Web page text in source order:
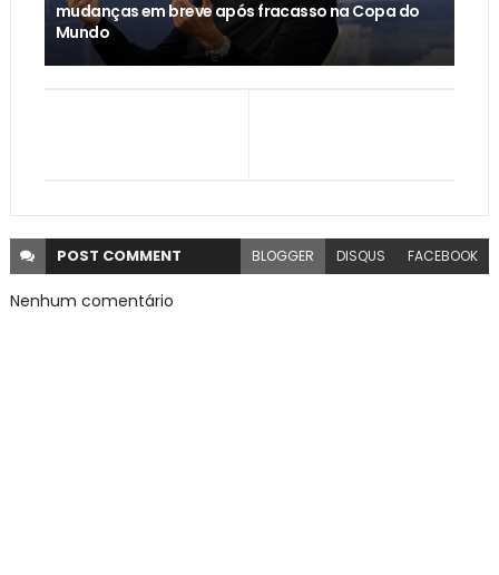
mudanças em breve após fracasso na Copa do
Mundo
POST COMMENT BLOGGER DISQUS FACEBOOK
Nenhum comentário